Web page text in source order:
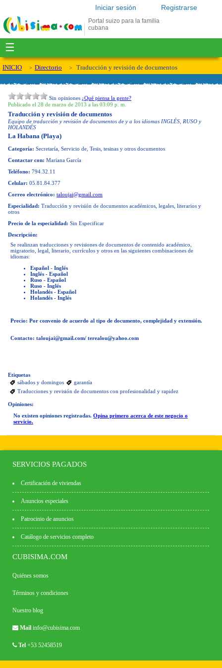
Registrarse
Iniciar sesión
Portal suizo para la familia
cubana
☰
INICIO Directorio Traducción y revisión de documentos
Sin opiniones ¿Qué piensa la gente?
Publicado el 28 de marzo de 2013 a las 03:09 p. m.
Traducción y revisión de documentos
Equipo de traducción y revisión de documentos de y a los idiomas INGLÉS, RUSO y
HOLANDÉS
La Habana (Playa)
Categoría: Secretaría, Servicio de, Tesis, tesinas y otros documentos
Contactar con: Mariana García
Teléfono: 794.32.11
Celular: 05.81.84.377
Correo electrónico: taloujai@gmail.com
Especialidad: Traducción y revisión de documentos académicos, legales, literarios y
otros
Precio de la especialidad: Sin Especificar
Descripción:
Se realinzan traducciones y revisiones de documentos de contenido académico,
migratorio, legal, literario, currículos y otros en las siguientes combinaciones de
idiomas:
Español - Inglés
Inglés - Español
Ruso - Español
Ruso - Inglés
Holandés - Español
Holandés - Inglés
Precio: Por convenio de acuerdo al tipo de documento, complejidad y extensión.
Contacto: taloujai@gmail.com/ terealou@yahoo.com
Etiquetas
sábados y domingos
garantía
Traducciones y revisión de documentos con profesionalidad y rapidez
Opiniones:
No existen opiniones registradas. Opina primero acerca de este negocio o
servicio.
SERVICIOS PAGADOS
Certificación de viviendas
Anuncios especiales
Patrocinio de anuncios
Catálogo de servicios completo
CUBISIMA.COM
Quiénes somos
Términos y condiciones
Nuestro blog
Mail info@cubisima.com
Tel +53 52458519